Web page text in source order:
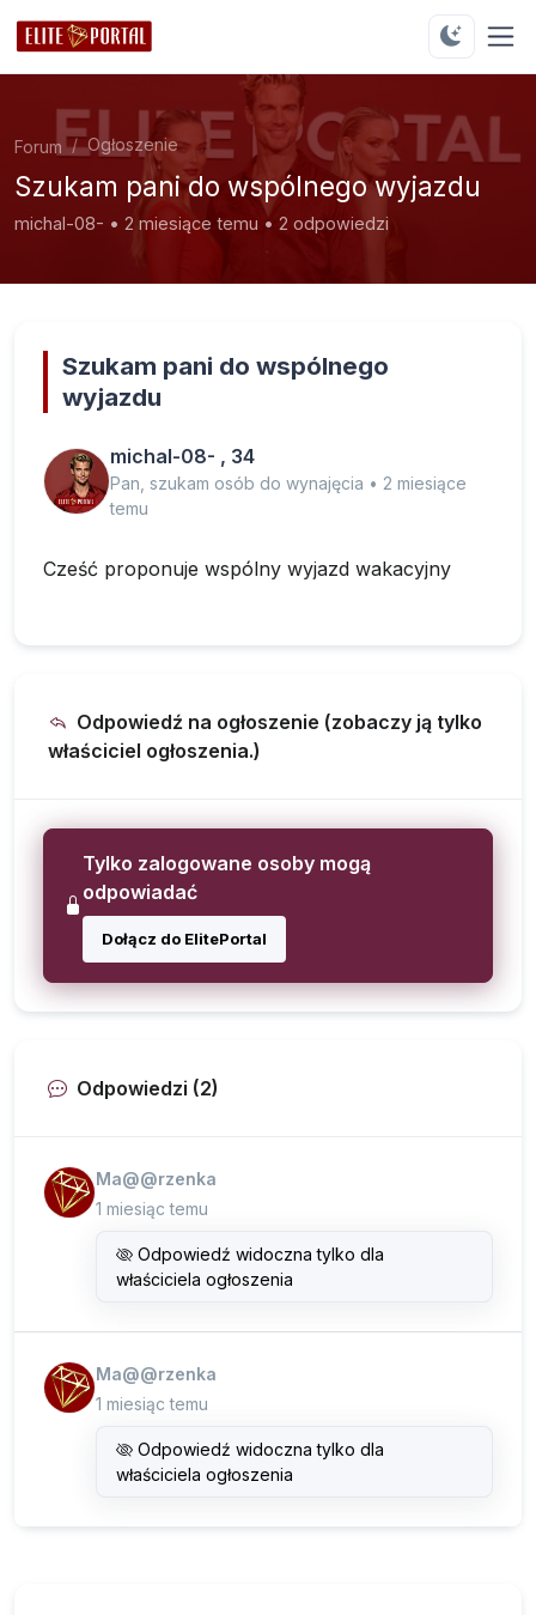
Forum Ogłoszenie
Szukam pani do wspólnego wyjazdu
michal-08- • 2 miesiące temu • 2 odpowiedzi
Szukam pani do wspólnego
wyjazdu
michal-08- , 34
Pan, szukam osób do wynajęcia • 2 miesiące
temu
Cześć proponuje wspólny wyjazd wakacyjny
Odpowiedź na ogłoszenie (zobaczy ją tylko
właściciel ogłoszenia.)
Tylko zalogowane osoby mogą
odpowiadać
Dołącz do ElitePortal
Odpowiedzi (2)
Ma@@rzenka
1 miesiąc temu
Odpowiedź widoczna tylko dla
właściciela ogłoszenia
Ma@@rzenka
1 miesiąc temu
Odpowiedź widoczna tylko dla
właściciela ogłoszenia